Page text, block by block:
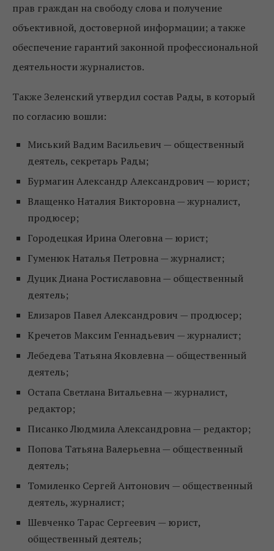
прав граждан на свободу слова и получение
объективной, достоверной информации; а также
обеспечение гарантий законной профессиональной
деятельности журналистов.
Также Зеленский утвердил состав Рады, в который
по согласию вошли:
Миський Вадим Васильевич — общественный
деятель, секретарь Рады;
Бурмагин Александр Александрович — юрист;
Влащенко Наталия Викторовна — журналист,
продюсер;
Городецкая Ирина Олеговна — юрист;
Гуменюк Наталья Петровна — журналист;
Дуцик Диана Ростиславовна — общественный
деятель;
Елизаров Павел Александрович — продюсер;
Кречетов Максим Геннадьевич — журналист;
Лебедева Татьяна Яковлевна — общественный
деятель;
Остапа Светлана Витальевна — журналист,
редактор;
Писанко Людмила Александровна — редактор;
Попова Татьяна Валерьевна — общественный
деятель;
Toмилeнкo Сергей Антонович — общественный
деятель, журналист;
Шевченко Тарас Сергеевич — юрист,
общественный деятель;